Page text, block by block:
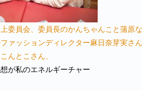
委員会、委員長のかんちゃんこと蒲原
ァッションディレクター麻日奈芽実さ
んとこさん、
が私のエネルギーチャー